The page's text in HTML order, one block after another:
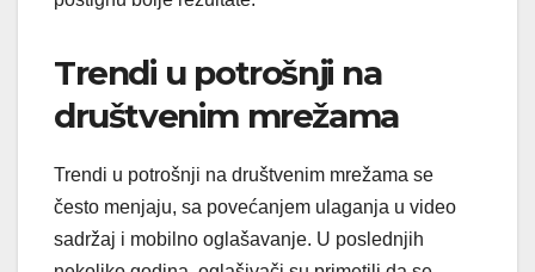
Trendi u potrošnji na
društvenim mrežama
Trendi u potrošnji na društvenim mrežama se
često menjaju, sa povećanjem ulaganja u video
sadržaj i mobilno oglašavanje. U poslednjih